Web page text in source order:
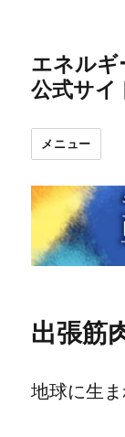
エネル
公式サイ
メニュー
出張筋
地球に生ま